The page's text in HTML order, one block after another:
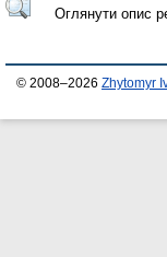
Оглянути опис
© 2008–2026 Zhytomyr